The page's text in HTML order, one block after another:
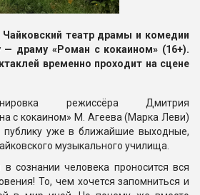
Чайковский театр драмы и комедии
— драму «Роман с кокаином» (16+).
временно проходит на сцене
режиссёра Дмитрия
с кокаином» М. Агеева (Марка Леви)
публику уже в ближайшие выходные,
музыкального училища.
в сознании человека проносится вся
То, чем хочется запомниться и